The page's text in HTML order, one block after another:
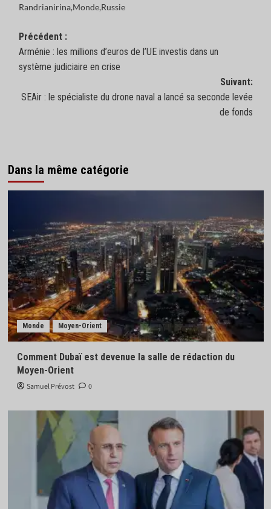
Randrianirina,Monde,Russie
Navigation
d’article
Précédent :
Arménie : les millions d’euros de l’UE investis dans un
système judiciaire en crise
Suivant:
SEAir : le spécialiste du drone naval a lancé sa seconde levée
de fonds
Dans la même catégorie
Monde Moyen-Orient
Comment Dubaï est devenue la salle de rédaction du
Moyen-Orient
Samuel Prévost 0